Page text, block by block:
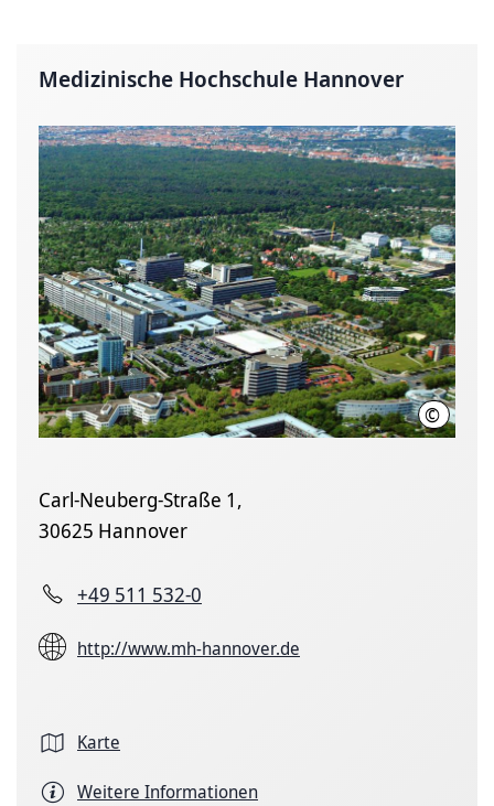
Medizinische Hochschule Hannover
© Karin
Carl-Neuberg-Straße 1,
30625 Hannover
+49 511 532-0
http://www.mh-hannover.de
Karte
Weitere Informationen